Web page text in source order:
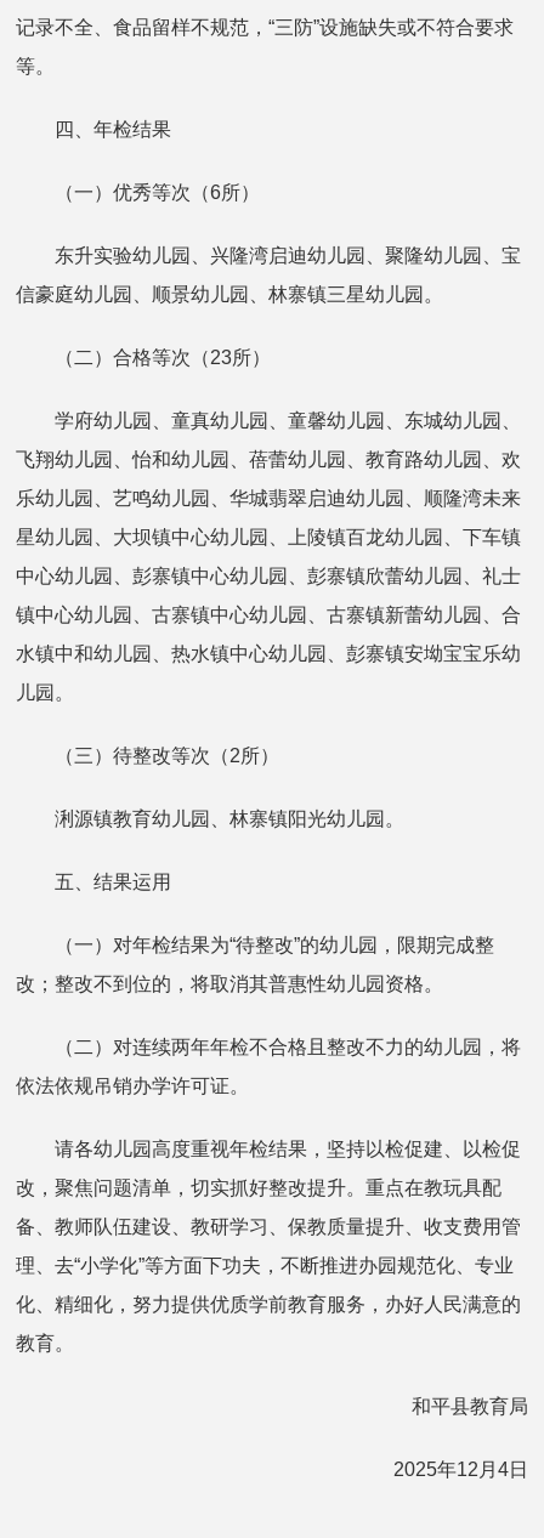
记录不全、食品留样不规范，“三防”设施缺失或不符合要求
等。
四、年检结果
（一）优秀等次（6所）
东升实验幼儿园、兴隆湾启迪幼儿园、聚隆幼儿园、宝
信豪庭幼儿园、顺景幼儿园、林寨镇三星幼儿园。
（二）合格等次（23所）
学府幼儿园、童真幼儿园、童馨幼儿园、东城幼儿园、
飞翔幼儿园、怡和幼儿园、蓓蕾幼儿园、教育路幼儿园、欢
乐幼儿园、艺鸣幼儿园、华城翡翠启迪幼儿园、顺隆湾未来
星幼儿园、大坝镇中心幼儿园、上陵镇百龙幼儿园、下车镇
中心幼儿园、彭寨镇中心幼儿园、彭寨镇欣蕾幼儿园、礼士
镇中心幼儿园、古寨镇中心幼儿园、古寨镇新蕾幼儿园、合
水镇中和幼儿园、热水镇中心幼儿园、彭寨镇安坳宝宝乐幼
儿园。
（三）待整改等次（2所）
浰源镇教育幼儿园、林寨镇阳光幼儿园。
五、结果运用
（一）对年检结果为“待整改”的幼儿园，限期完成整
改；整改不到位的，将取消其普惠性幼儿园资格。
（二）对连续两年年检不合格且整改不力的幼儿园，将
依法依规吊销办学许可证。
请各幼儿园高度重视年检结果，坚持以检促建、以检促
改，聚焦问题清单，切实抓好整改提升。重点在教玩具配
备、教师队伍建设、教研学习、保教质量提升、收支费用管
理、去“小学化”等方面下功夫，不断推进办园规范化、专业
化、精细化，努力提供优质学前教育服务，办好人民满意的
教育。
和平县教育局
2025年12月4日